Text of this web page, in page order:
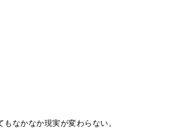
なかなか現実が変わらない。